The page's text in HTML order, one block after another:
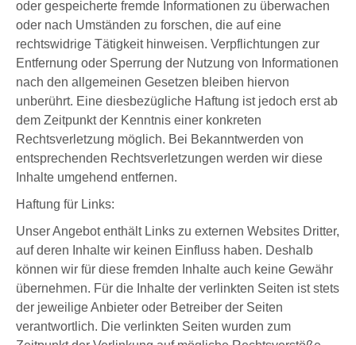
oder gespeicherte fremde Informationen zu überwachen
oder nach Umständen zu forschen, die auf eine
rechtswidrige Tätigkeit hinweisen. Verpflichtungen zur
Entfernung oder Sperrung der Nutzung von Informationen
nach den allgemeinen Gesetzen bleiben hiervon
unberührt. Eine diesbezügliche Haftung ist jedoch erst ab
dem Zeitpunkt der Kenntnis einer konkreten
Rechtsverletzung möglich. Bei Bekanntwerden von
entsprechenden Rechtsverletzungen werden wir diese
Inhalte umgehend entfernen.
Haftung für Links:
Unser Angebot enthält Links zu externen Websites Dritter,
auf deren Inhalte wir keinen Einfluss haben. Deshalb
können wir für diese fremden Inhalte auch keine Gewähr
übernehmen. Für die Inhalte der verlinkten Seiten ist stets
der jeweilige Anbieter oder Betreiber der Seiten
verantwortlich. Die verlinkten Seiten wurden zum